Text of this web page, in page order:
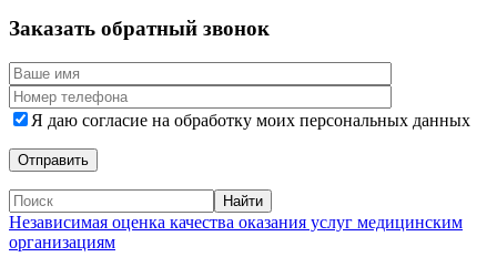
Заказать обратный звонок
Я даю согласие на обработку моих персональных данных
Независимая оценка качества оказания услуг медицинским
организациям